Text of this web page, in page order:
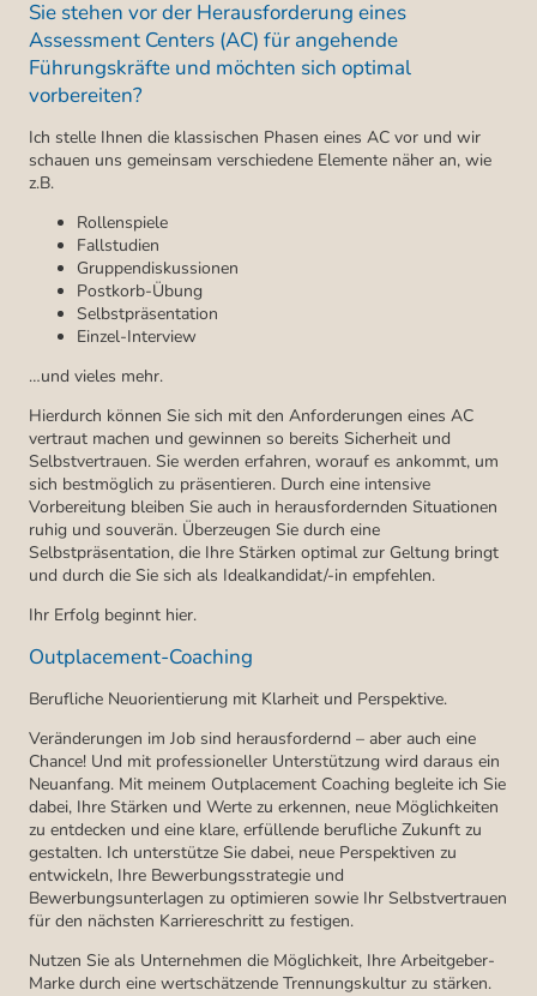
Sie stehen vor der Herausforderung eines
Assessment Centers (AC) für angehende
Führungskräfte und möchten sich optimal
vorbereiten?
Ich stelle Ihnen die klassischen Phasen eines AC vor und wir
schauen uns gemeinsam verschiedene Elemente näher an, wie
z.B.
Rollenspiele
Fallstudien
Gruppendiskussionen
Postkorb-Übung
Selbstpräsentation
Einzel-Interview
…und vieles mehr.
Hierdurch können Sie sich mit den Anforderungen eines AC
vertraut machen und gewinnen so bereits Sicherheit und
Selbstvertrauen. Sie werden erfahren, worauf es ankommt, um
sich bestmöglich zu präsentieren. Durch eine intensive
Vorbereitung bleiben Sie auch in herausfordernden Situationen
ruhig und souverän. Überzeugen Sie durch eine
Selbstpräsentation, die Ihre Stärken optimal zur Geltung bringt
und durch die Sie sich als Idealkandidat/-in empfehlen.
Ihr Erfolg beginnt hier.
Outplacement-Coaching
Berufliche Neuorientierung mit Klarheit und Perspektive.
Veränderungen im Job sind herausfordernd – aber auch eine
Chance! Und mit professioneller Unterstützung wird daraus ein
Neuanfang. Mit meinem Outplacement Coaching begleite ich Sie
dabei, Ihre Stärken und Werte zu erkennen, neue Möglichkeiten
zu entdecken und eine klare, erfüllende berufliche Zukunft zu
gestalten. Ich unterstütze Sie dabei, neue Perspektiven zu
entwickeln, Ihre Bewerbungsstrategie und
Bewerbungsunterlagen zu optimieren sowie Ihr Selbstvertrauen
für den nächsten Karriereschritt zu festigen.
Nutzen Sie als Unternehmen die Möglichkeit, Ihre Arbeitgeber-
Marke durch eine wertschätzende Trennungskultur zu stärken.